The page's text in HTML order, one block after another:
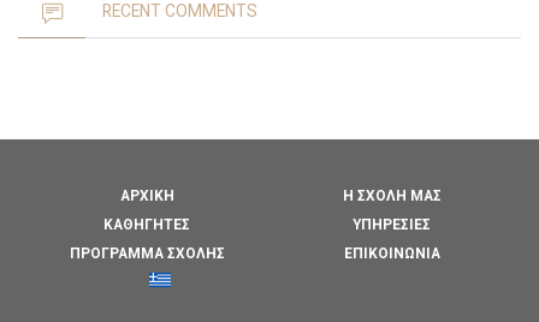
RECENT COMMENTS
ΑΡΧΙΚΉ
Η ΣΧΟΛΉ ΜΑΣ
ΚΑΘΗΓΗΤΈΣ
ΥΠΗΡΕΣΊΕΣ
ΠΡΌΓΡΑΜΜΑ ΣΧΟΛΉΣ
ΕΠΙΚΟΙΝΩΝΊΑ